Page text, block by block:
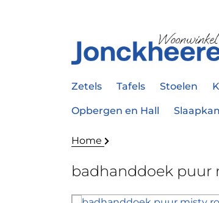
Zetels Tafels Stoelen
Opbergen en Hall
Home
badhanddoek puur